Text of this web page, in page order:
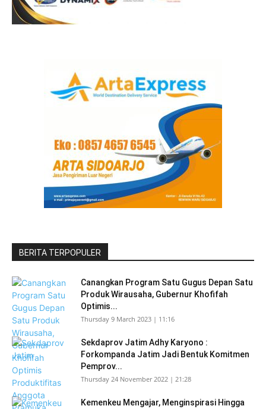
BERITA TERPOPULER
Canangkan Program Satu Gugus Depan Satu
Produk Wirausaha, Gubernur Khofifah
Optimis...
Thursday 9 March 2023 | 11:16
Sekdaprov Jatim Adhy Karyono :
Forkompanda Jatim Jadi Bentuk Komitmen
Pemprov...
Thursday 24 November 2022 | 21:28
Kemenkeu Mengajar, Menginspirasi Hingga